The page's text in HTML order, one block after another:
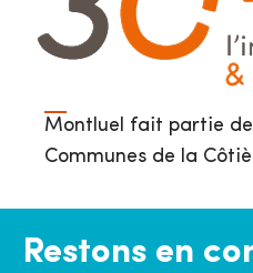
Montluel fait partie
Communes de la
Restons en